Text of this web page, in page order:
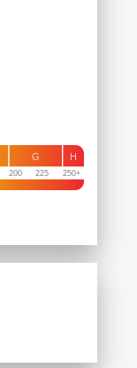
200 225 250+
H
G